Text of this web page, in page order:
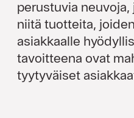
perustuvia
niitä tuotteita,
asiakkaalle
tavoitteena ovat
tyytyväiset